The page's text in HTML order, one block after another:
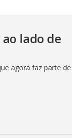
lado de
agora faz parte de